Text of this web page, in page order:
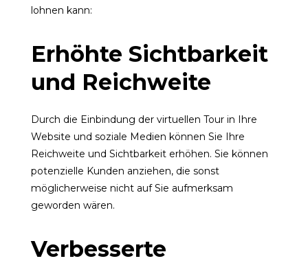
lohnen kann:
Erhöhte Sichtbarkeit
und Reichweite
Durch die Einbindung der virtuellen Tour in Ihre
Website und soziale Medien können Sie Ihre
Reichweite und Sichtbarkeit erhöhen. Sie können
potenzielle Kunden anziehen, die sonst
möglicherweise nicht auf Sie aufmerksam
geworden wären.
Verbesserte